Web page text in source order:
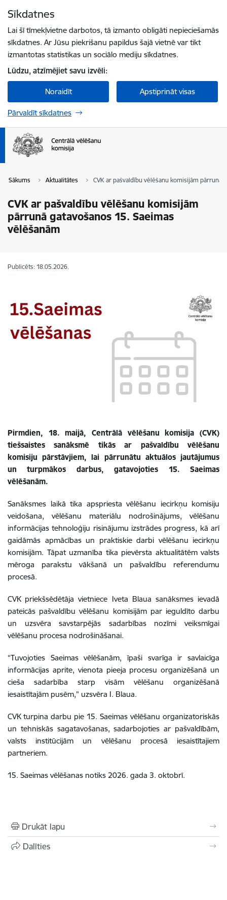
Sīkdatnes
Lai šī tīmekļvietne darbotos, tā izmanto obligāti nepieciešamās
sīkdatnes. Ar Jūsu piekrišanu papildus šajā vietnē var tikt
izmantotas statistikas un sociālo mediju sīkdatnes.
Lūdzu, atzīmējiet savu izvēli:
Noraidīt Apstiprināt visas
Pārvaldīt sīkdatnes
Sākums Aktualitātes CVK ar pašvaldību vēlēšanu komisijām pārrunā
CVK ar pašvaldību vēlēšanu komisijām
pārrunā gatavošanos 15. Saeimas
vēlēšanām
Publicēts: 18.05.2026.
Pirmdien, 18. maijā, Centrālā vēlēšanu komisija (CVK)
tiešsaistes sanāksmē tikās ar pašvaldību vēlēšanu
komisiju pārstāvjiem, lai pārrunātu aktuālos jautājumus
un turpmākos darbus, gatavojoties 15. Saeimas
vēlēšanām.
Sanāksmes laikā tika apspriesta vēlēšanu iecirkņu komisiju
veidošana, vēlēšanu materiālu nodrošinājums, vēlēšanu
informācijas tehnoloģiju risinājumu izstrādes progress, kā arī
gaidāmās apmācības un praktiskie darbi vēlēšanu iecirkņu
komisijām. Tāpat uzmanība tika pievērsta aktualitātēm valsts
mēroga parakstu vākšanā un pašvaldību referendumu
procesā.
CVK priekšsēdētāja vietniece Iveta Blaua sanāksmes ievadā
pateicās pašvaldību vēlēšanu komisijām par ieguldīto darbu
un uzsvēra savstarpējās sadarbības nozīmi veiksmīgai
vēlēšanu procesa nodrošināšanai.
“Tuvojoties Saeimas vēlēšanām, īpaši svarīga ir savlaicīga
informācijas aprite, vienota pieeja procesu organizēšanā un
cieša sadarbība starp visām vēlēšanu organizēšanā
iesaistītajām pusēm,” uzsvēra I. Blaua.
CVK turpina darbu pie 15. Saeimas vēlēšanu organizatoriskās
un tehniskās sagatavošanas, sadarbojoties ar pašvaldībām,
valsts institūcijām un vēlēšanu procesā iesaistītajiem
partneriem.
15. Saeimas vēlēšanas notiks 2026. gada 3. oktobrī.
Drukāt lapu
Dalīties